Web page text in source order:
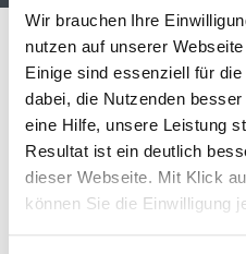
Wir brauchen Ihre
nutzen auf unserer
Einige sind essenziell für
dabei, die Nutzenden
eine Hilfe, unsere Leistung
Resultat ist ein deutlich
dieser Webseite. Mit Klick
können Sie die Einwilligung
Weitere
Energie mit
erzeugen.